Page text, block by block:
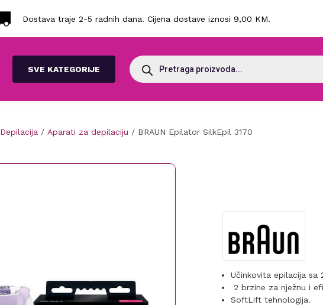
Dostava traje 2-5 radnih dana. Cijena dostave iznosi 9,00 KM.
SVE KATEGORIJE
Products
search
Depilacija / Aparati za depilaciju / BRAUN Epilator SilkEpil 3170
Učinkovita epilacija sa
2 brzine za nježnu i
SoftLift tehnologija.